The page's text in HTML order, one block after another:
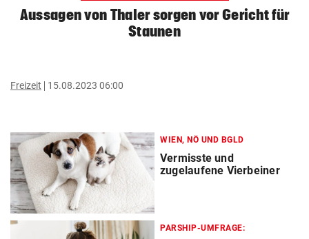
Aussagen von Thaler sorgen vor Gericht für
Staunen
Freizeit 15.08.2023 06:00
WIEN, NÖ UND BGLD
Vermisste und
zugelaufene Vierbeiner
PARSHIP-UMFRAGE: